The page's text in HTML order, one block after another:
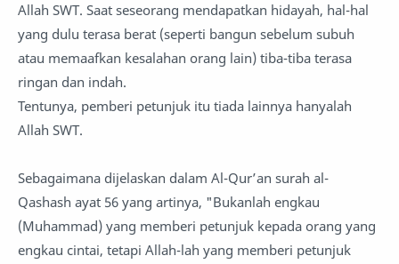
Allah SWT. Saat seseorang mendapatkan hidayah, hal-hal
yang dulu terasa berat (seperti bangun sebelum subuh
atau memaafkan kesalahan orang lain) tiba-tiba terasa
ringan dan indah.
Tentunya, pemberi petunjuk itu tiada lainnya hanyalah
Allah SWT.
Sebagaimana dijelaskan dalam Al-Qur’an surah al-
Qashash ayat 56 yang artinya, "Bukanlah engkau
(Muhammad) yang memberi petunjuk kepada orang yang
engkau cintai, tetapi Allah-lah yang memberi petunjuk